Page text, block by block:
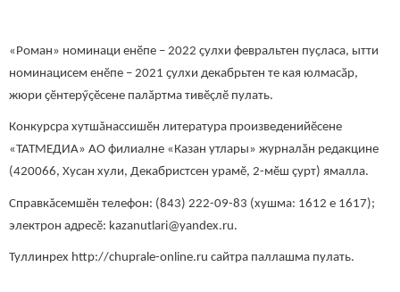
«Роман» номинаци енӗпе – 2022 ҫулхи февральтен пуҫласа, ытти
номинацисем енӗпе – 2021 ҫулхи декабрьтен те кая юлмасӑр,
жюри ҫӗнтерӳҫӗсене палӑртма тивӗçлӗ пулать.
Конкурсра хутшăнассишӗн литература произведенийӗсене
«ТАТМЕДИА» АО филиалне «Казан утлары» журналӑн редакцине
(420066, Хусан хули, Декабристсен урамӗ, 2-мӗш çурт) ямалла.
Справкăсемшӗн телефон: (843) 222-09-83 (хушма: 1612 е 1617);
электрон адресӗ: kazanutlari@yandex.ru.
Туллинрех http://chuprale-online.ru сайтра паллашма пулать.